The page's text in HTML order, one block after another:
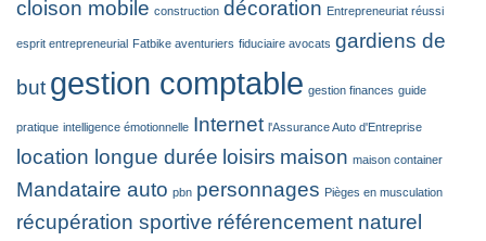
cloison mobile construction décoration Entrepreneuriat réussi
esprit entrepreneurial Fatbike aventuriers fiduciaire avocats gardiens de
but gestion comptable gestion finances guide
pratique intelligence émotionnelle Internet l'Assurance Auto d'Entreprise
location longue durée loisirs maison maison container
Mandataire auto pbn personnages Pièges en musculation
récupération sportive référencement naturel